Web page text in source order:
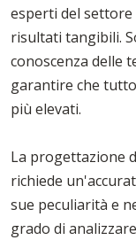
esperti del
risultati tangibili.
conoscenza delle
garantire che
più elevati.
La progettazione
richiede
sue peculiarità e
grado di